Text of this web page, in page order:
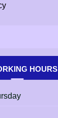
HOURS